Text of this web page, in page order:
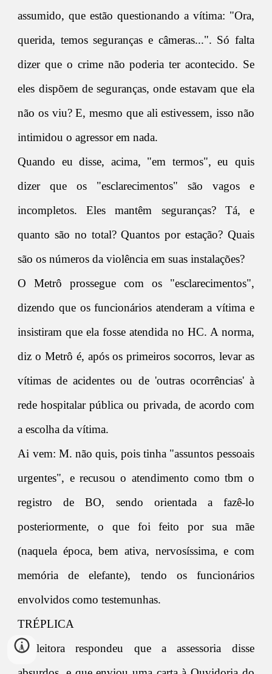
assumido, que estão questionando a vítima: "Ora,
querida, temos seguranças e câmeras...". Só falta
dizer que o crime não poderia ter acontecido. Se
eles dispõem de seguranças, onde estavam que ela
não os viu? E, mesmo que ali estivessem, isso não
intimidou o agressor em nada.
Quando eu disse, acima, "em termos", eu quis
dizer que os "esclarecimentos" são vagos e
incompletos. Eles mantêm seguranças? Tá, e
quanto são no total? Quantos por estação? Quais
são os números da violência em suas instalações?
O Metrô prossegue com os "esclarecimentos",
dizendo que os funcionários atenderam a vítima e
insistiram que ela fosse atendida no HC. A norma,
diz o Metrô é, após os primeiros socorros, levar as
vítimas de acidentes ou de 'outras ocorrências' à
rede hospitalar pública ou privada, de acordo com
a escolha da vítima.
Ai vem: M. não quis, pois tinha "assuntos pessoais
urgentes", e recusou o atendimento como tbm o
registro de BO, sendo orientada a fazê-lo
posteriormente, o que foi feito por sua mãe
(naquela época, bem ativa, nervosíssima, e com
memória de elefante), tendo os funcionários
envolvidos como testemunhas.
TRÉPLICA
A leitora respondeu que a assessoria disse